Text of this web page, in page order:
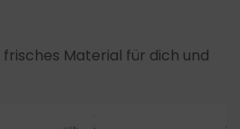
Material für dich und